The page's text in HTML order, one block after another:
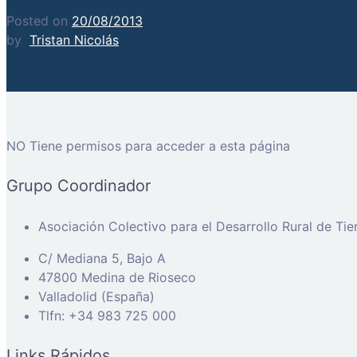
Posted on 20/08/2013
by Tristan Nicolás
NO Tiene permisos para acceder a esta página
Grupo Coordinador
Asociación Colectivo para el Desarrollo Rural de
C/ Mediana 5, Bajo A
47800 Medina de Rioseco
Valladolid (España)
Tlfn: +34 983 725 000